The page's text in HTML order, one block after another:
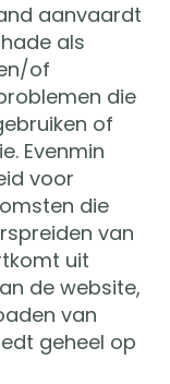
aanvaardt
als
of
die
of
Evenmin
voor
die
van
uit
de website,
van
geheel op